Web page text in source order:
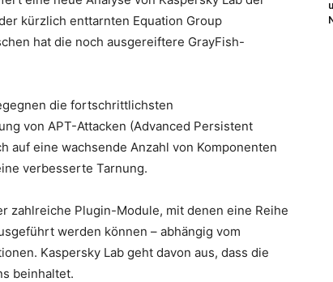
kürzlich enttarnten Equation Group
hat die noch ausgereiftere GrayFish-
die fortschrittlichsten
von APT-Attacken (Advanced Persistent
auf eine wachsende Anzahl von Komponenten
verbesserte Tarnung.
zahlreiche Plugin-Module, mit denen eine Reihe
werden können – abhängig vom
Kaspersky Lab geht davon aus, dass die
beinhaltet.